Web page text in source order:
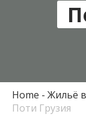
Home Жильё
Поти Грузия